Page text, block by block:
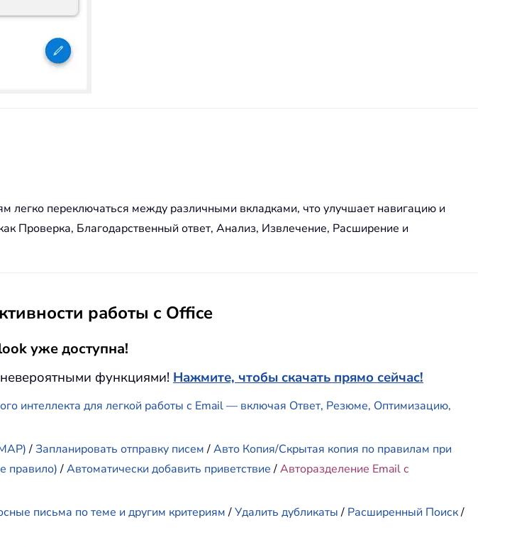
переключаться между различными вкладками, что улучшает навигацию и
Проверка, Благодарственный ответ, Анализ, Извлечение, Расширение и
работы с Office
уже доступна!
функциями! Нажмите, чтобы скачать прямо сейчас!
интеллекта для легкой работы с Email — включая Ответ, Резюме, Оптимизацию,
/Запланировать отправку писем/Авто Копия/Скрытая копия по правилам при
правило)/Автоматически добавить приветствие/Авторазделение Email с
письма по теме и другим критериям/Удалить дубликаты/ Расширенный Поиск/